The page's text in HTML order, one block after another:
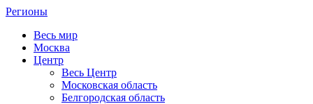
Регионы
Весь мир
Москва
Центр
Весь Центр
Московская область
Белгородская область